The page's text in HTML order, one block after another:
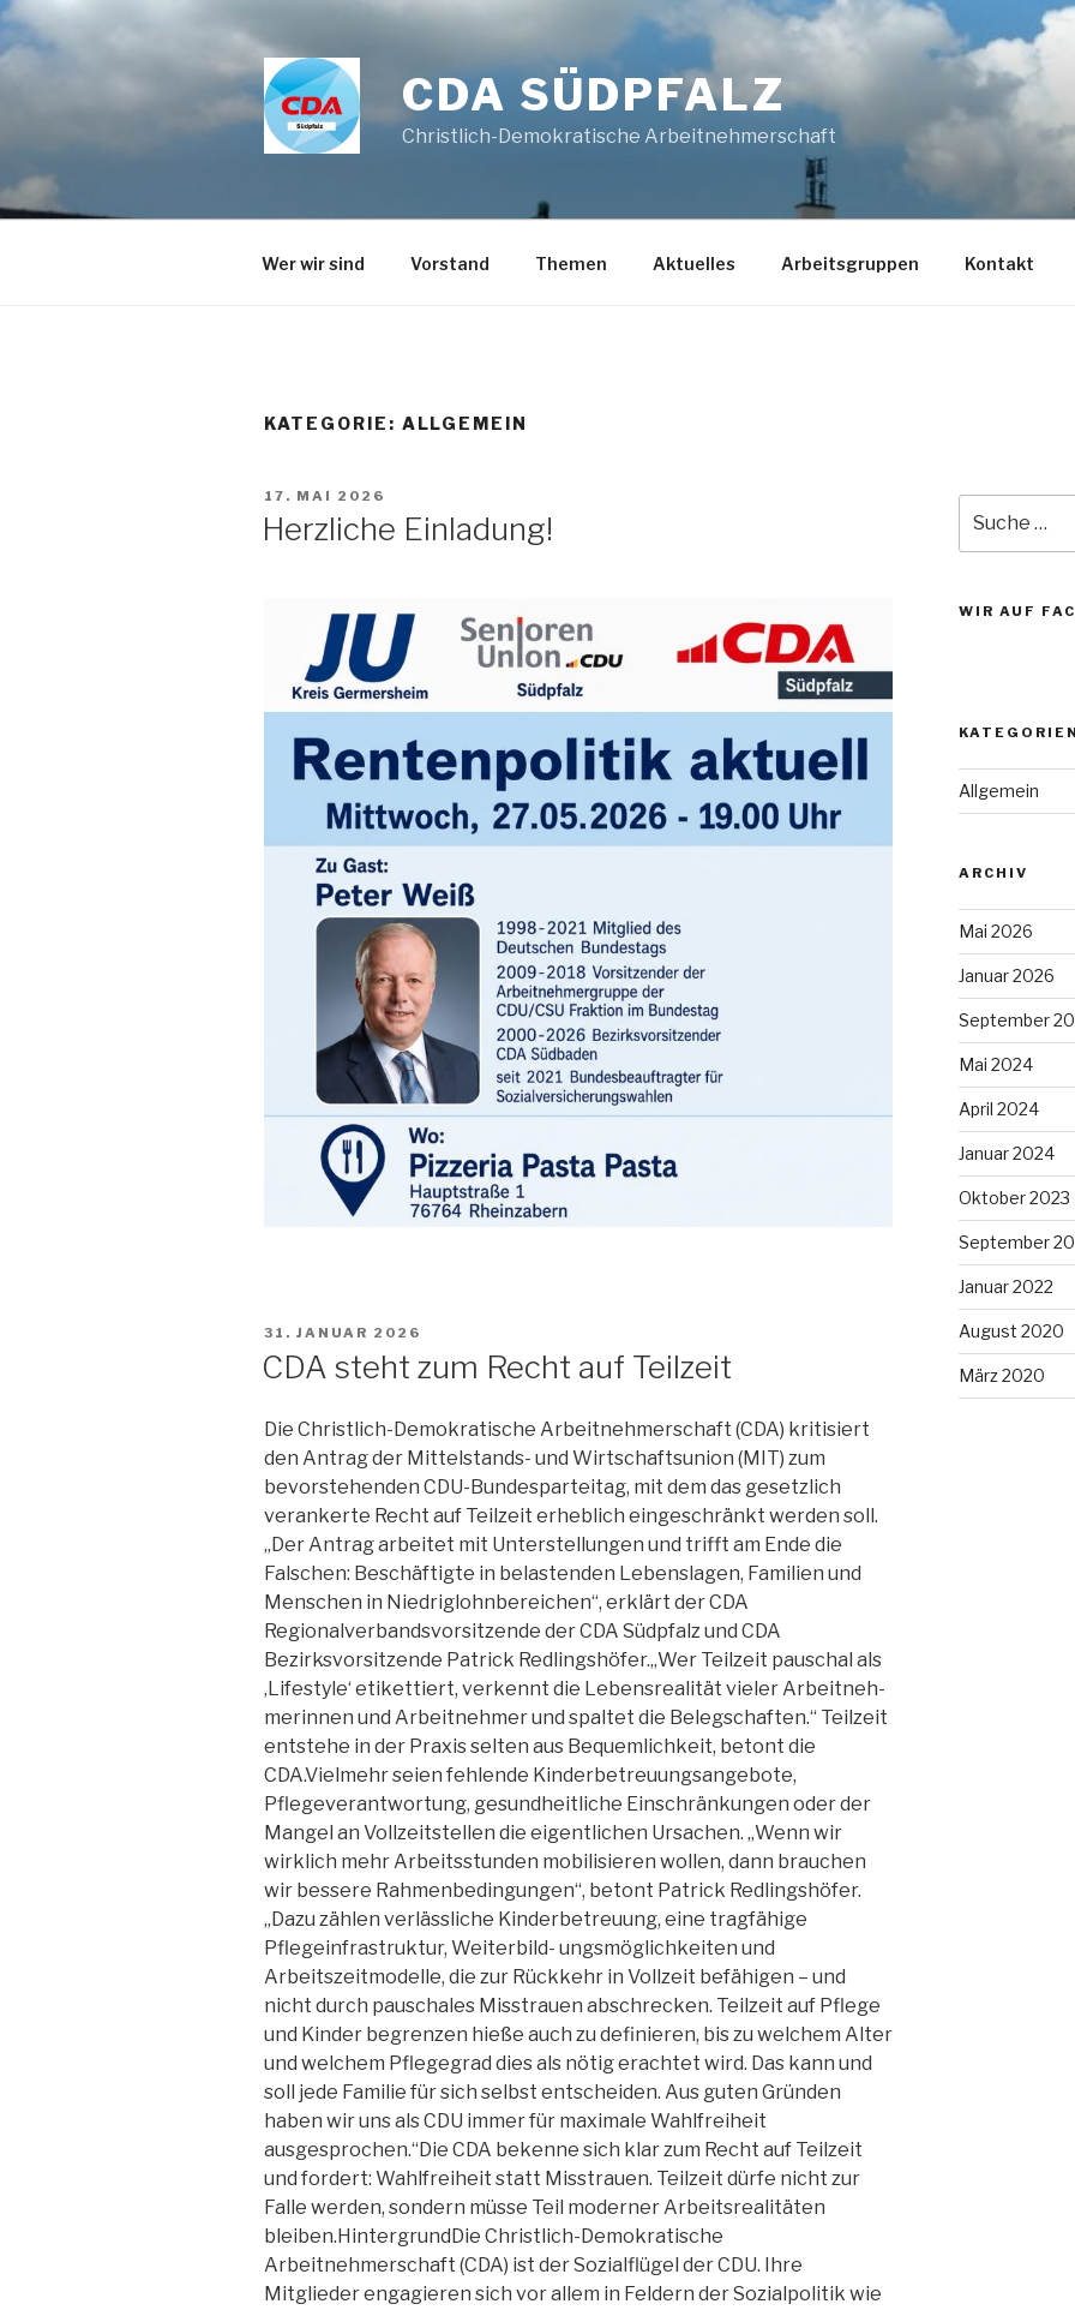
Zum
Inhalt
CDA SÜDPFALZ
Christlich-Demokratische Arbeitnehmerschaft
Wer wir sind Vorstand Themen Aktuelles Arbeitsgruppen Kontakt
KATEGORIE: ALLGEMEIN
VERÖFFENTLICHT
17. MAI 2026
Herzliche Einladung!
VERÖFFENTLICHT
31. JANUAR 2026
CDA steht zum Recht auf Teilzeit
Die Christlich-Demokratische Arbeitnehmerschaft (CDA) kritisiert
den Antrag der Mittelstands- und Wirtschaftsunion (MIT) zum
bevorstehenden CDU-Bundesparteitag, mit dem das gesetzlich
verankerte Recht auf Teilzeit erheblich eingeschränkt werden soll.
„Der Antrag arbeitet mit Unterstellungen und trifft am Ende die
Falschen: Beschäftigte in belastenden Lebenslagen, Familien und
Menschen in Niedriglohnbereichen“, erklärt der CDA
Regionalverbandsvorsitzende der CDA Südpfalz und CDA
Bezirksvorsitzende Patrick Redlingshöfer.„Wer Teilzeit pauschal als
‚Lifestyle‘ etikettiert, verkennt die Lebensrealität vieler Arbeitneh-
merinnen und Arbeitnehmer und spaltet die Belegschaften.“ Teilzeit
entstehe in der Praxis selten aus Bequemlichkeit, betont die
CDA.Vielmehr seien fehlende Kinderbetreuungsangebote,
Pflegeverantwortung, gesundheitliche Einschränkungen oder der
Mangel an Vollzeitstellen die eigentlichen Ursachen. „Wenn wir
wirklich mehr Arbeitsstunden mobilisieren wollen, dann brauchen
wir bessere Rahmenbedingungen“, betont Patrick Redlingshöfer.
„Dazu zählen verlässliche Kinderbetreuung, eine tragfähige
Pflegeinfrastruktur, Weiterbild- ungsmöglichkeiten und
Arbeitszeitmodelle, die zur Rückkehr in Vollzeit befähigen – und
nicht durch pauschales Misstrauen abschrecken. Teilzeit auf Pflege
und Kinder begrenzen hieße auch zu definieren, bis zu welchem Alter
und welchem Pflegegrad dies als nötig erachtet wird. Das kann und
soll jede Familie für sich selbst entscheiden. Aus guten Gründen
haben wir uns als CDU immer für maximale Wahlfreiheit
ausgesprochen.“Die CDA bekenne sich klar zum Recht auf Teilzeit
und fordert: Wahlfreiheit statt Misstrauen. Teilzeit dürfe nicht zur
Falle werden, sondern müsse Teil moderner Arbeitsrealitäten
bleiben.HintergrundDie Christlich-Demokratische
Arbeitnehmerschaft (CDA) ist der Sozialflügel der CDU. Ihre
Mitglieder engagieren sich vor allem in Feldern der Sozialpolitik wie
nach:
WIR AUF
Allgemein
ARCHIV
Mai 2026
Januar 2026
September
Mai 2024
April 2024
Januar 2024
Oktober 2023
September
Januar 2022
August 2020
März 2020